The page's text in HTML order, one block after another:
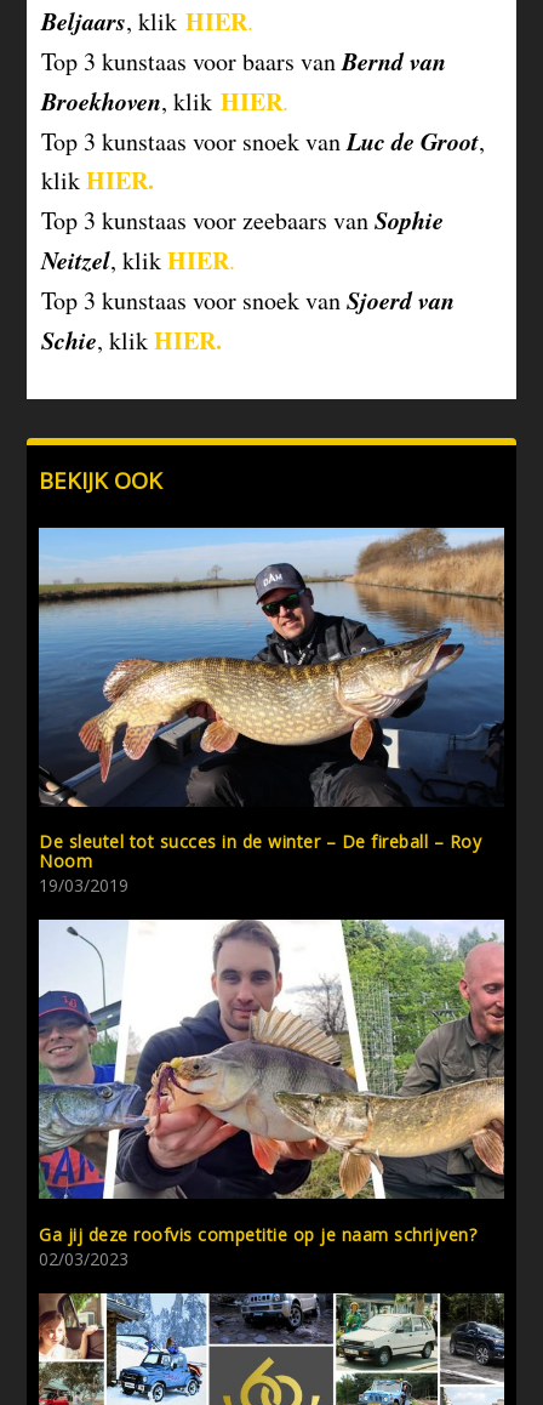
Beljaars, klikHIER.
Top 3 kunstaas voor baars vanBernd van
Broekhoven, klikHIER.
Top 3 kunstaas voor snoek vanLuc de Groot,
klikHIER.
Top 3 kunstaas voor zeebaars vanSophie
Neitzel, klikHIER.
Top 3 kunstaas voor snoek vanSjoerd van
Schie, klikHIER.
BEKIJK OOK
De sleutel tot succes in de winter – De fireball – Roy
Noom
19/03/2019
Ga jij deze roofvis competitie op je naam schrijven?
02/03/2023